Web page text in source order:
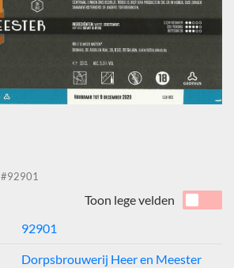
#92901
Toon lege velden
92901
Dorpsbrouwerij Heer en Meester